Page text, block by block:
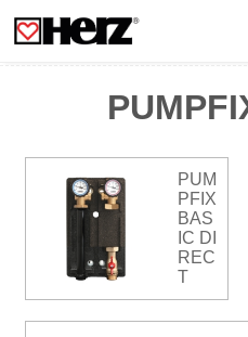
PUM
PFIX
BAS
IC DI
REC
T